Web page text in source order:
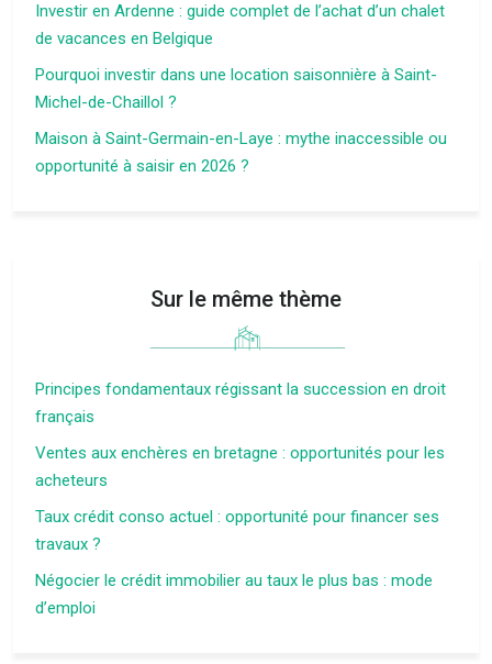
Investir en Ardenne : guide complet de l’achat d’un chalet
de vacances en Belgique
Pourquoi investir dans une location saisonnière à Saint-
Michel-de-Chaillol ?
Maison à Saint-Germain-en-Laye : mythe inaccessible ou
opportunité à saisir en 2026 ?
Sur le même thème
Principes fondamentaux régissant la succession en droit
français
Ventes aux enchères en bretagne : opportunités pour les
acheteurs
Taux crédit conso actuel : opportunité pour financer ses
travaux ?
Négocier le crédit immobilier au taux le plus bas : mode
d’emploi